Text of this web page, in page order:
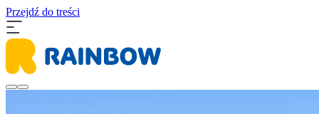
Przejdź do treści